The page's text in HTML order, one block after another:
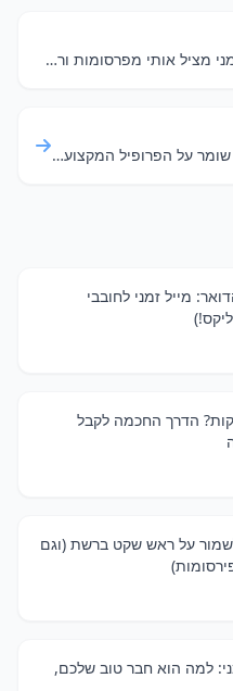
מסננים את הרעש: איך אימייל זמני מציל אותי מפרסומות ורשימות תפוצה?
להפריד את הקוד: איך אימייל זמני שומר על הפרופיל המקצועי שלכם נקי (גם מניוזלטרים של יד2)
מייל זמני לחובבי
בחינם ל-10 דקות? הדרך החכמה לקבל
על ראש שקט ברשת (וגם
למה הוא חבר טוב שלכם,